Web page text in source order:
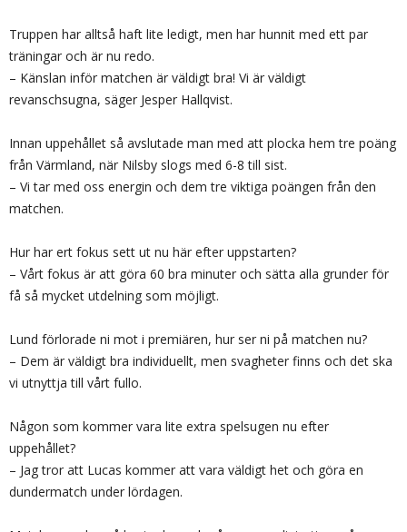
Truppen har alltså haft lite ledigt, men har hunnit med ett par
träningar och är nu redo.
– Känslan inför matchen är väldigt bra! Vi är väldigt
revanschsugna, säger Jesper Hallqvist.
Innan uppehållet så avslutade man med att plocka hem tre poäng
från Värmland, när Nilsby slogs med 6-8 till sist.
– Vi tar med oss energin och dem tre viktiga poängen från den
matchen.
Hur har ert fokus sett ut nu här efter uppstarten?
– Vårt fokus är att göra 60 bra minuter och sätta alla grunder för
få så mycket utdelning som möjligt.
Lund förlorade ni mot i premiären, hur ser ni på matchen nu?
– Dem är väldigt bra individuellt, men svagheter finns och det ska
vi utnyttja till vårt fullo.
Någon som kommer vara lite extra spelsugen nu efter
uppehållet?
– Jag tror att Lucas kommer att vara väldigt het och göra en
dundermatch under lördagen.